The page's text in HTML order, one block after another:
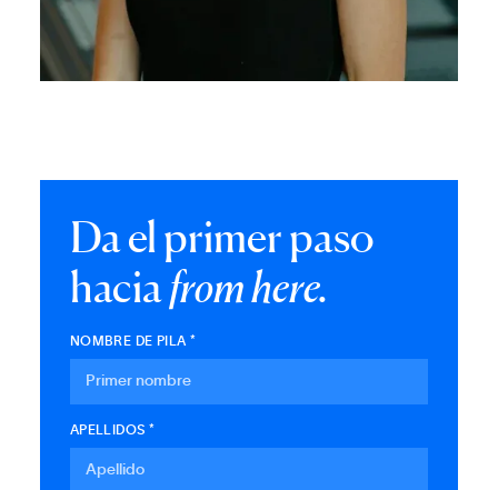
Da el primer paso
haciafrom here.
NOMBRE DE PILA *
APELLIDOS *